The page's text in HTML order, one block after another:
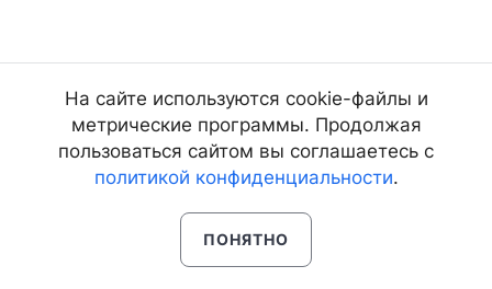
На сайте используются cookie-файлы и
метрические программы. Продолжая
пользоваться сайтом вы соглашаетесь с
политикой конфиденциальности.
ПОНЯТНО